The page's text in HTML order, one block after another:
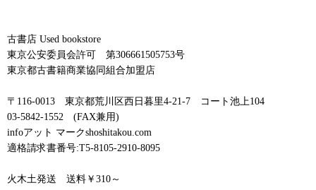
古書店 Used bookstore
東京公安委員会許可 第306661505753号
東京都古書籍商業協同組合加盟店
〒116-0013 東京都荒川区西日暮里4-21-7 コート池上104
03-5842-1552 (FAX兼用)
infoアット マークshoshitakou.com
適格請求書番号:T5-8105-2910-8095
火木土発送 送料￥310～